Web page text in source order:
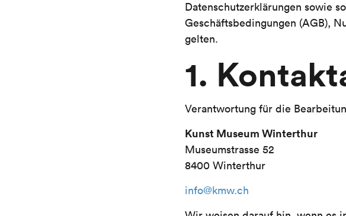
Datenschutzerklärungen sowie
Geschäftsbedingungen (AGB),
gelten.
1.
Verantwortung für die
Kunst Museum Winterthur
Museumstrasse 52
8400 Winterthur
info@kmw.ch